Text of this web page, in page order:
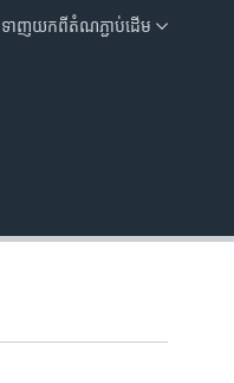
EMBED
ទាញ​យក​ពី​តំណភ្ជាប់​ដើម